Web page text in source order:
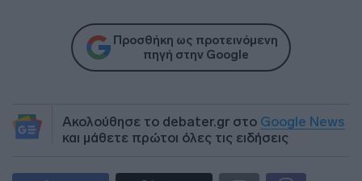
Προσθήκη ως προτεινόμενη
πηγή στην Google
Ακολούθησε το debater.gr στο Google News
και μάθετε πρώτοι όλες τις ειδήσεις